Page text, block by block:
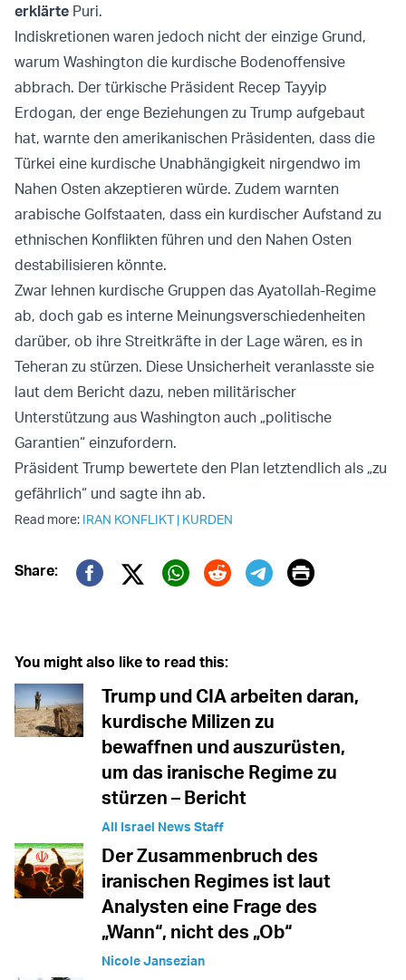
erklärte Puri.
Indiskretionen waren jedoch nicht der einzige Grund,
warum Washington die kurdische Bodenoffensive
abbrach. Der türkische Präsident Recep Tayyip
Erdogan, der enge Beziehungen zu Trump aufgebaut
hat, warnte den amerikanischen Präsidenten, dass die
Türkei eine kurdische Unabhängigkeit nirgendwo im
Nahen Osten akzeptieren würde. Zudem warnten
arabische Golfstaaten, dass ein kurdischer Aufstand zu
ethnischen Konflikten führen und den Nahen Osten
destabilisieren könnte.
Zwar lehnen kurdische Gruppen das Ayatollah-Regime
ab, doch gab es interne Meinungsverschiedenheiten
darüber, ob ihre Streitkräfte in der Lage wären, es in
Teheran zu stürzen. Diese Unsicherheit veranlasste sie
laut dem Bericht dazu, neben militärischer
Unterstützung aus Washington auch „politische
Garantien“ einzufordern.
Präsident Trump bewertete den Plan letztendlich als „zu
gefährlich“ und sagte ihn ab.
Read more: IRAN KONFLIKT| KURDEN
Share:
Twitter (X)
Print
You might also like to read this:
Trump und CIA arbeiten daran,
kurdische Milizen zu
bewaffnen und auszurüsten,
um das iranische Regime zu
stürzen – Bericht
All Israel News Staff
Der Zusammenbruch des
iranischen Regimes ist laut
Analysten eine Frage des
„Wann“, nicht des „Ob“
Nicole Jansezian